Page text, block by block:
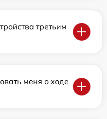
третьим
меня о ходе